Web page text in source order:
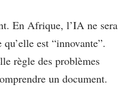
En Afrique, l’IA ne sera
est “innovante”.
règle des problèmes
un document.